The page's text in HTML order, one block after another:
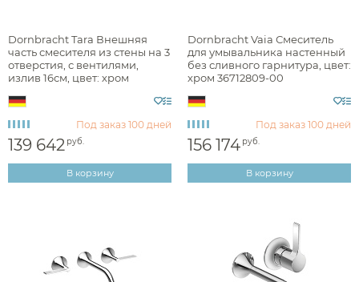
хром
графит
платина
брашированная
Dornbracht Tara Внешняя
часть смесителя из стены на 3
отверстия, с вентилями,
излив 16см, цвет: хром
Под заказ 100 дней
139 642 руб.
В корзину
Dornbracht Vaia Смеситель
для умывальника настенный
без сливного гарнитура, цвет:
хром 36712809-00
Под заказ 100 дней
156 174 руб.
В корзину